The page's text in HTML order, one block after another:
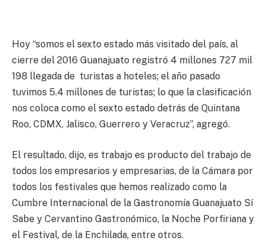
Hoy “somos el sexto estado más visitado del país, al
cierre del 2016 Guanajuato registró 4 millones 727 mil
198 llegada de turistas a hoteles; el año pasado
tuvimos 5.4 millones de turistas; lo que la clasificación
nos coloca como el sexto estado detrás de Quintana
Roo, CDMX, Jalisco, Guerrero y Veracruz”, agregó.
El resultado, dijo, es trabajo es producto del trabajo de
todos los empresarios y empresarias, de la Cámara por
todos los festivales que hemos realizado como la
Cumbre Internacional de la Gastronomía Guanajuato Sí
Sabe y Cervantino Gastronómico, la Noche Porfiriana y
el Festival, de la Enchilada, entre otros.